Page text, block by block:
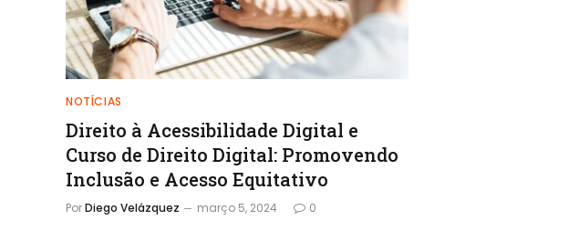
NOTÍCIAS
Direito à Acessibilidade Digital e
Curso de Direito Digital: Promovendo
Inclusão e Acesso Equitativo
PorDiego Velázquez março 5, 2024 0